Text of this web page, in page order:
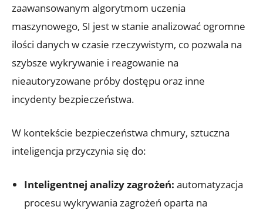
zaawansowanym algorytmom uczenia
⁣maszynowego, ⁣SI jest w​ stanie analizować​ ogromne⁢
ilości danych w czasie rzeczywistym, co pozwala na
szybsze wykrywanie i reagowanie na
nieautoryzowane próby dostępu oraz inne
incydenty⁣ bezpieczeństwa.
W ⁢kontekście‍ bezpieczeństwa chmury, ⁤sztuczna
inteligencja⁢ przyczynia‍ się ⁤do:
Inteligentnej⁣ analizy zagrożeń: automatyzacja
‌procesu⁤ wykrywania zagrożeń oparta na‌